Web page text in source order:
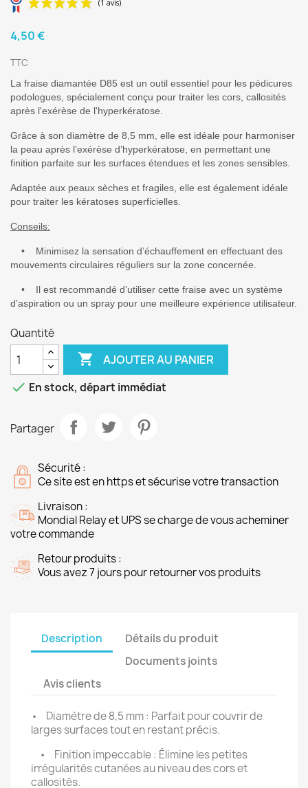
(1 avis)
4,50 €
TTC
La fraise diamantée D85 est un outil essentiel pour les pédicures
podologues, spécialement conçu pour traiter les cors, callosités
après l'exérèse de l'hyperkératose.
Grâce à son diamètre de 8,5 mm, elle est idéale pour harmoniser
la peau après l’exérèse d’hyperkératose, en permettant une
finition parfaite sur les surfaces étendues et les zones sensibles.
Adaptée aux peaux sèches et fragiles, elle est également idéale
pour traiter les kératoses superficielles.
Conseils:
• Minimisez la sensation d’échauffement en effectuant des
mouvements circulaires réguliers sur la zone concernée.
• Il est recommandé d’utiliser cette fraise avec un système
d’aspiration ou un spray pour une meilleure expérience utilisateur.
Quantité
 AJOUTER AU PANIER
 En stock, départ immédiat
Partager
Sécurité :
Ce site est en https et sécurise votre transaction
Livraison :
Mondial Relay et UPS se charge de vous acheminer
votre commande
Retour produits :
Vous avez 7 jours pour retourner vos produits
Description
Détails du produit
Documents joints
Avis clients
• Diamètre de 8,5 mm : Parfait pour couvrir de
larges surfaces tout en restant précis.
• Finition impeccable : Élimine les petites
irrégularités cutanées au niveau des cors et
callosités.